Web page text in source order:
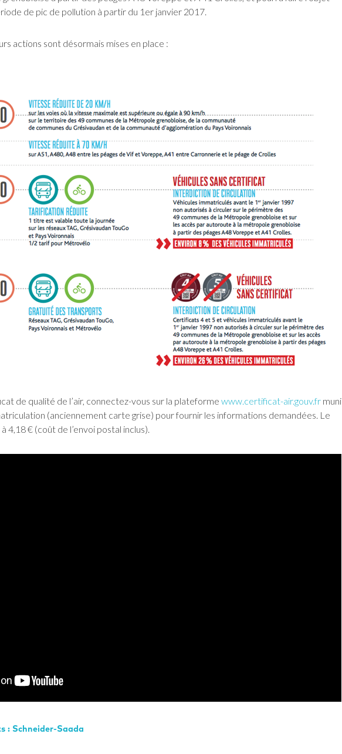
de pic de pollution à partir du 1er janvier 2017.
actions sont désormais mises en place :
de qualité de l’air, connectez-vous sur la plateforme www.certificat-air.gouv.fr muni
(anciennement carte grise) pour fournir les informations demandées. Le
4,18 € (coût de l’envoi postal inclus).
: Schneider-Saada